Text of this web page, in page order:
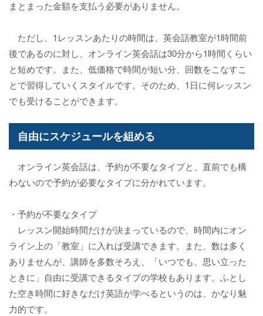
まとまった金額を支払う必要がありません。
ただし、1レッスンあたりの時間は、英会話教室が1時間前
後であるのに対し、オンライン英会話は30分から1時間くらい
と短めです。また、低価格で時間が短い分、回数をこなすこ
とで習得していくスタイルです。そのため、1日に何レッスン
でも受けることができます。
自由にスケジュールを組める
オンライン英会話は、予約が不要なタイプと、直前でも構
わないので予約が必要なタイプに分かれています。
・予約が不要なタイプ
レッスン開始時間だけが決まっているので、時間内にオン
ライン上の「教室」に入れば受講できます。また、数は多く
ありませんが、講師を多数そろえ、「いつでも、思い立った
ときに」自由に受講できるタイプの学校もあります。ふとし
た空き時間に好きなだけ英語が学べるというのは、かなり魅
力的です。